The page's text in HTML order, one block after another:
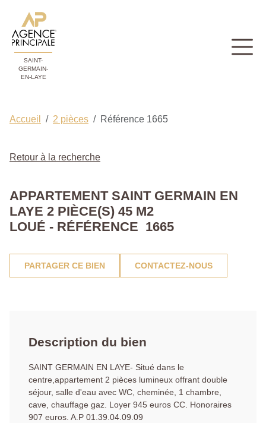
SAINT-
GERMAIN-
EN-LAYE
Accueil 2 pièces Référence 1665
Retour à la recherche
APPARTEMENT SAINT GERMAIN EN
LAYE 2 PIÈCE(S) 45 M2
LOUÉ - RÉFÉRENCE 1665
PARTAGER CE BIEN CONTACTEZ-NOUS
Description du bien
SAINT GERMAIN EN LAYE- Situé dans le
centre,appartement 2 pièces lumineux offrant double
séjour, salle d'eau avec WC, cheminée, 1 chambre,
cave, chauffage gaz. Loyer 945 euros CC. Honoraires
907 euros. A.P 01.39.04.09.09